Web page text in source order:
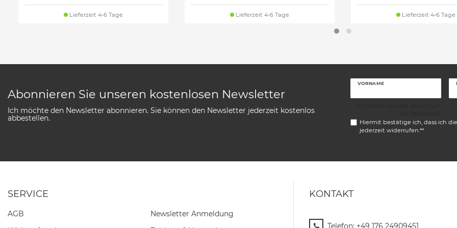
Lieferzeit 4-6 Tage Lieferzeit 4-6 Tage Lieferzeit 4-6 Tage
Abonnieren Sie unseren kostenlosen Newsletter
Ich möchte den Newsletter abonnieren. Sie können den Newsletter jederzeit kostenlos
abbestellen.
VORNAME
Hiermit bestätige ich, dass ich die
jederzeit widerrufen.**
SERVICE
AGB
Newsletter Anmeldung
KONTAKT
Telefon: +49 176 24909451